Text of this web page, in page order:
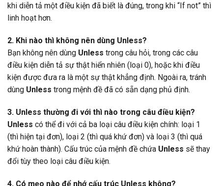
khi diễn tả một điều kiện đã biết là đúng, trong khi “If not” thì
linh hoạt hơn.
2. Khi nào thì không nên dùng Unless?
Bạn không nên dùng Unless trong câu hỏi, trong các câu
điều kiện diễn tả sự thật hiển nhiên (loại 0), hoặc khi điều
kiện được đưa ra là một sự thật khẳng định. Ngoài ra, tránh
dùng Unless trong mệnh đề đã có sẵn dạng phủ định.
3. Unless thường đi với thì nào trong câu điều kiện?
Unless có thể đi với cả ba loại câu điều kiện chính: loại 1
(thì hiện tại đơn), loại 2 (thì quá khứ đơn) và loại 3 (thì quá
khứ hoàn thành). Cấu trúc của mệnh đề chứa Unless sẽ thay
đổi tùy theo loại câu điều kiện.
4. Có mẹo nào để nhớ cấu trúc Unless không?